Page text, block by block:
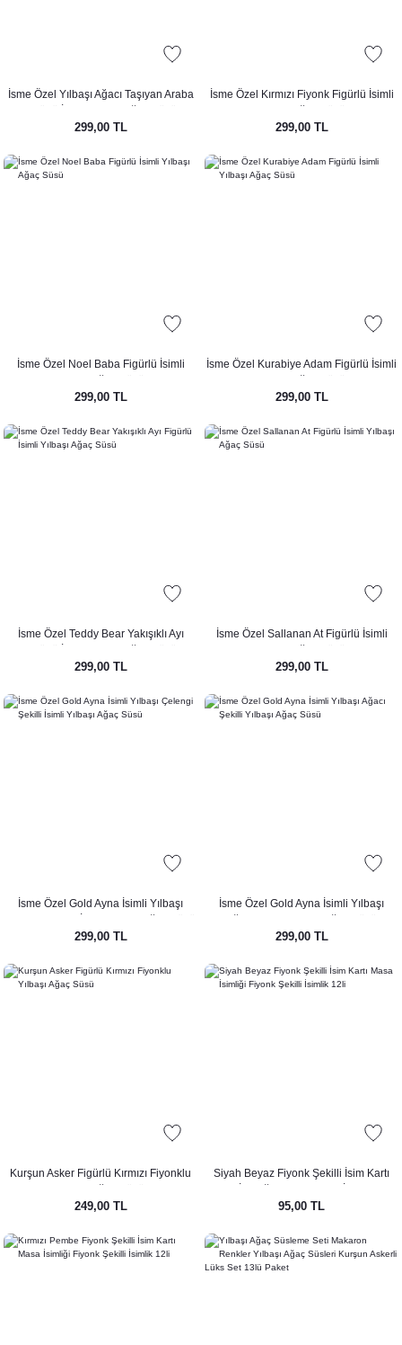
İsme Özel Yılbaşı Ağacı Taşıyan Araba
299,00 TL
İsme Özel Kırmızı Fiyonk Figürlü İsimli
299,00 TL
İsme Özel Noel Baba Figürlü İsimli
299,00 TL
İsme Özel Kurabiye Adam Figürlü İsimli
299,00 TL
İsme Özel Teddy Bear Yakışıklı Ayı
299,00 TL
İsme Özel Sallanan At Figürlü İsimli
299,00 TL
İsme Özel Gold Ayna İsimli Yılbaşı
299,00 TL
İsme Özel Gold Ayna İsimli Yılbaşı
299,00 TL
Kurşun Asker Figürlü Kırmızı Fiyonklu
249,00 TL
Siyah Beyaz Fiyonk Şekilli İsim Kartı
95,00 TL